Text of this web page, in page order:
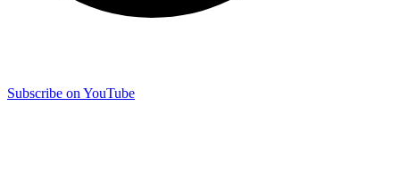
Subscribe on YouTube